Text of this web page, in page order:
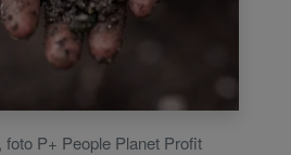
foto P+ People Planet Profit